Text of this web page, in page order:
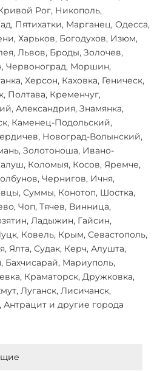
Рог, Никополь,
Пятихатки, Марганец, Одесса,
Харьков, Богодухов, Изюм,
Львов, Броды, Золочев,
Червоноград, Моршин,
Херсон, Каховка, Геническ,
Полтава, Кременчуг,
Александрия, Знамянка,
Каменец-Подольский,
Новоград-Волынский,
Золотоноша, Ивано-
Коломыя, Косов, Яремче,
Чернигов, Ичня,
Суммы, Конотоп, Шостка,
Чоп, Тячев, Винница,
Ладыжин, Гайсин,
Ковель, Крым, Севастополь,
Ялта, Судак, Керч, Алушта,
Бахчисарай, Мариуполь,
Краматорск, Дружковка,
Луганск, Лисичанск,
и другие города